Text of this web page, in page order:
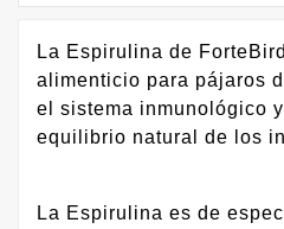
La Espirulina de
alimenticio para pájaros
el sistema inmunológico
equilibrio natural de los
La Espirulina es de